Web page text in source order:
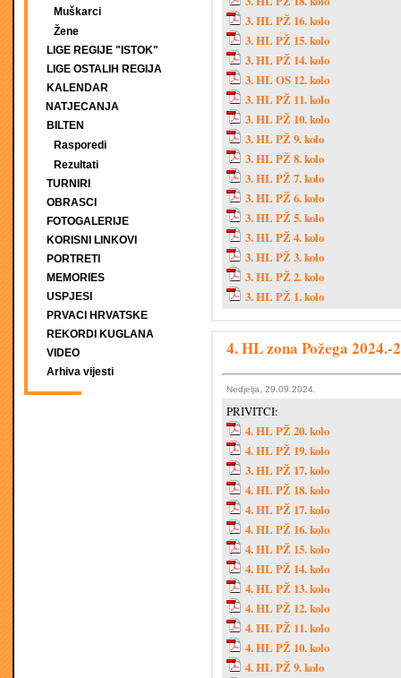
Muškarci
Žene
LIGE REGIJE "ISTOK"
LIGE OSTALIH REGIJA
KALENDAR
NATJECANJA
BILTEN
Rasporedi
Rezultati
TURNIRI
OBRASCI
FOTOGALERIJE
KORISNI LINKOVI
PORTRETI
MEMORIES
USPJESI
PRVACI HRVATSKE
REKORDI KUGLANA
VIDEO
Arhiva vijesti
3. HL PŽ 16. kolo
3. HL PŽ 15. kolo
3. HL PŽ 14. kolo
3. HL OS 12. kolo
3. HL PŽ 11. kolo
3. HL PŽ 10. kolo
3. HL PŽ 9. kolo
3. HL PŽ 8. kolo
3. HL PŽ 7. kolo
3. HL PŽ 6. kolo
3. HL PŽ 5. kolo
3. HL PŽ 4. kolo
3. HL PŽ 3. kolo
3. HL PŽ 2. kolo
3. HL PŽ 1. kolo
4. HL zona Požega 2024.-
Nedjelja, 29.09.2024.
PRIVITCI:
4. HL PŽ 20. kolo
4. HL PŽ 19. kolo
3. HL PŽ 17. kolo
4. HL PŽ 18. kolo
4. HL PŽ 17. kolo
4. HL PŽ 16. kolo
4. HL PŽ 15. kolo
4. HL PŽ 14. kolo
4. HL PŽ 13. kolo
4. HL PŽ 12. kolo
4. HL PŽ 11. kolo
4. HL PŽ 10. kolo
4. HL PŽ 9. kolo